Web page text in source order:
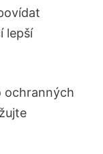
lepší
ochranných